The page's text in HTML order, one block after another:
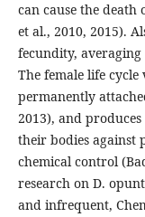
can cause the death
et al., 2010, 2015).
fecundity, averaging
The female life
permanently
2013), and
their bodies against
chemical control
research on D.
and infrequent,